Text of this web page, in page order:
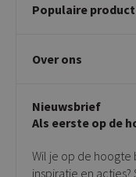
Betalen & annuleren
Klachtafhandeling
Privacy policy
Populaire
Draaibare
Taupe stoelen
Tuinstoelen
Bijzettafels
Over ons
Showroom
Contact
Nieuwsbrief
Als eerste op de
Wil je op de hoogte
inspiratie en